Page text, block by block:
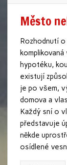
Město
Rozhodnutí
hypotéku,
existují
je po všem,
domova a
Každý sní o
představuje
někde
osídlené